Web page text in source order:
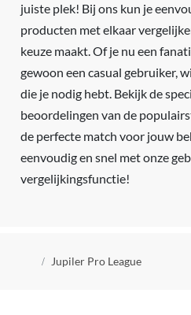
juiste plek! Bij ons kun je
producten met elkaar
keuze maakt. Of je nu een
gewoon een casual gebruiker,
die je nodig hebt. Bekijk de
beoordelingen van de
de perfecte match voor jouw
eenvoudig en snel met onze
vergelijkingsfunctie!
Kruimelpad
Jupiler Pro League